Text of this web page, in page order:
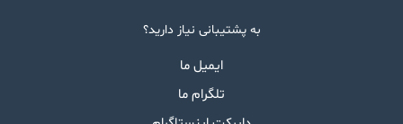
به پشتیبانی نیاز دارید؟
ایمیل ما
تلگرام ما